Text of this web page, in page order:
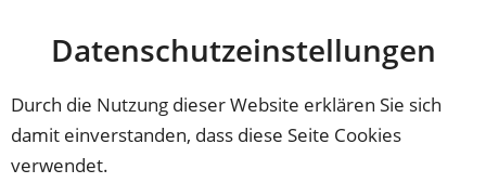
Datenschutz­einstellungen
Durch die Nutzung dieser Website erklären Sie sich
damit einverstanden, dass diese Seite Cookies
verwendet.
INHALT ANSPRINGEN
Coburg
COBURGER MÄRKTE